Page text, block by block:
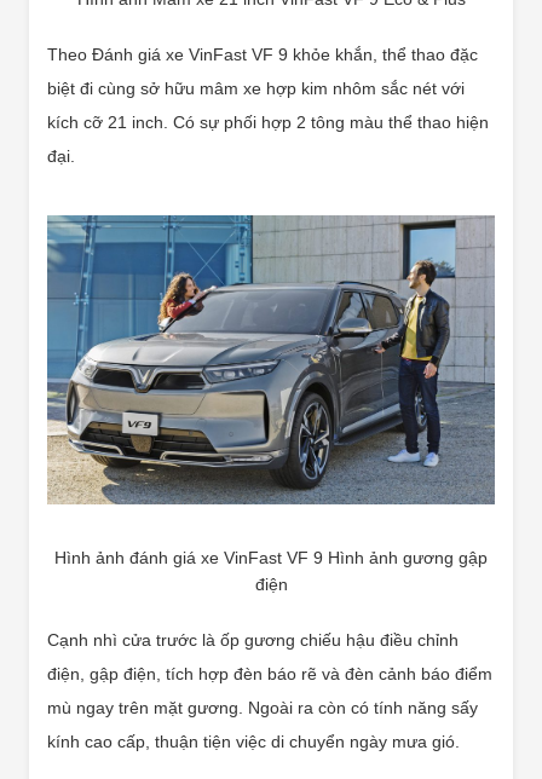
Theo Đánh giá xe VinFast VF 9 khỏe khắn, thể thao đặc
biệt đi cùng sở hữu mâm xe hợp kim nhôm sắc nét với
kích cỡ 21 inch. Có sự phối hợp 2 tông màu thể thao hiện
đại.
Hình ảnh đánh giá xe VinFast VF 9 Hình ảnh gương gập
điện
Cạnh nhì cửa trước là ốp gương chiếu hậu điều chỉnh
điện, gập điện, tích hợp đèn báo rẽ và đèn cảnh báo điểm
mù ngay trên mặt gương. Ngoài ra còn có tính năng sấy
kính cao cấp, thuận tiện việc di chuyển ngày mưa gió.